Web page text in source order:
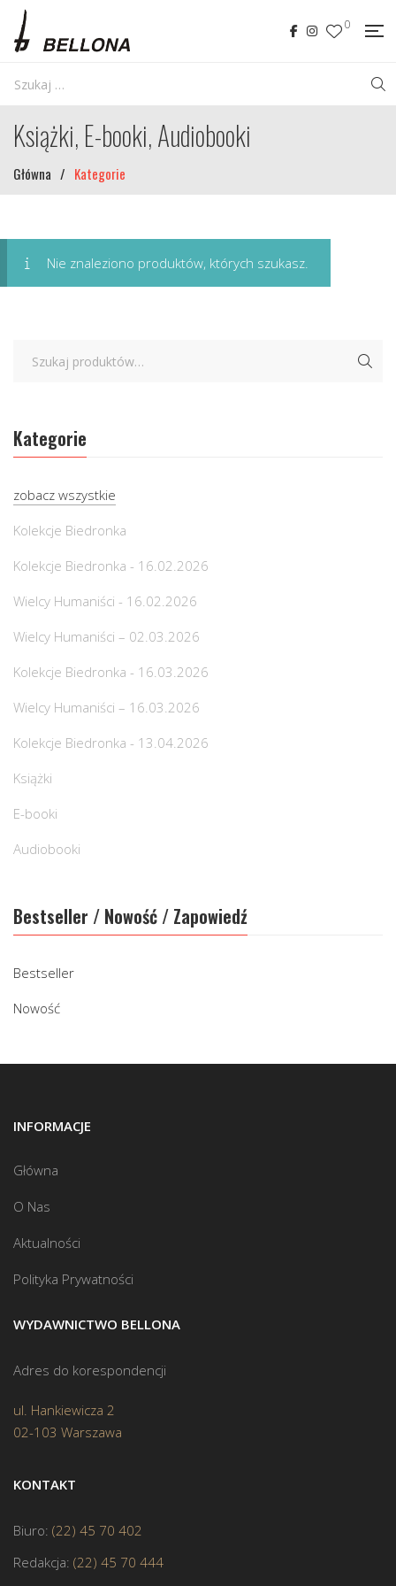
0
Książki, E-booki, Audiobooki
Główna / Kategorie
Nie znaleziono produktów, których szukasz.
Kategorie
zobacz wszystkie
Kolekcje Biedronka
Kolekcje Biedronka - 16.02.2026
Wielcy Humaniści - 16.02.2026
Wielcy Humaniści – 02.03.2026
Kolekcje Biedronka - 16.03.2026
Wielcy Humaniści – 16.03.2026
Kolekcje Biedronka - 13.04.2026
Książki
E-booki
Audiobooki
Bestseller / Nowość / Zapowiedź
Bestseller
Nowość
INFORMACJE
Główna
O Nas
Aktualności
Polityka Prywatności
WYDAWNICTWO BELLONA
Adres do korespondencji
ul. Hankiewicza 2
02-103 Warszawa
KONTAKT
Biuro: (22) 45 70 402
Redakcja: (22) 45 70 444